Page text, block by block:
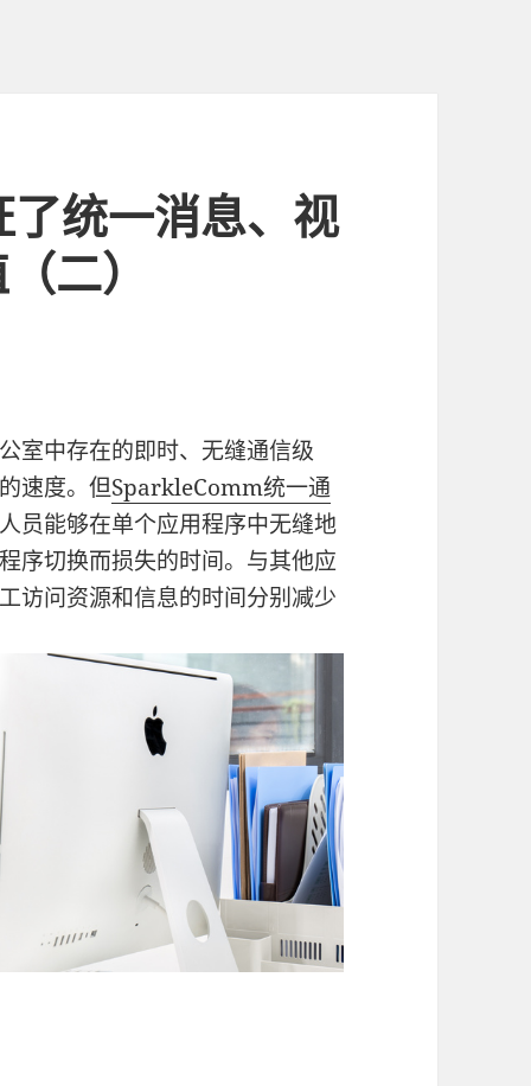
统一消息、视
二）
室中存在的即时、无缝通信级
速度。但SparkleComm统一通
员能够在单个应用程序中无缝地
序切换而损失的时间。与其他应
访问资源和信息的时间分别减少